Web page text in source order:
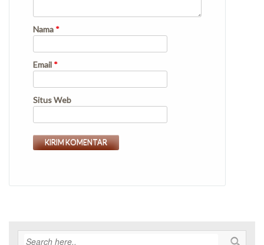
Nama *
Email *
Situs Web